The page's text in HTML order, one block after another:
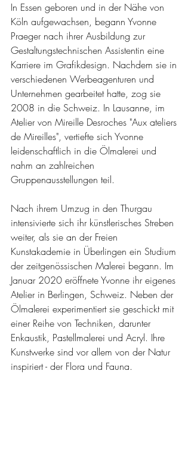
In Essen geboren und in der Nähe von
Köln aufgewachsen, begann Yvonne
Praeger nach ihrer Ausbildung zur
Gestaltungstechnischen Assistentin eine
Karriere im Grafikdesign. Nachdem sie in
verschiedenen Werbeagenturen und
Unternehmen gearbeitet hatte, zog sie
2008 in die Schweiz. In Lausanne, im
Atelier von Mireille Desroches "Aux ateliers
de Mireilles", vertiefte sich Yvonne
leidenschaftlich in die Ölmalerei und
nahm an zahlreichen
Gruppenausstellungen teil.
Nach ihrem Umzug in den Thurgau
intensivierte sich ihr künstlerisches Streben
weiter, als sie an der Freien
Kunstakademie in Überlingen ein Studium
der zeitgenössischen Malerei begann. Im
Januar 2020 eröffnete Yvonne ihr eigenes
Atelier in Berlingen, Schweiz. Neben der
Ölmalerei experimentiert sie geschickt mit
einer Reihe von Techniken, darunter
Enkaustik, Pastellmalerei und Acryl. Ihre
Kunstwerke sind vor allem von der Natur
inspiriert - der Flora und Fauna.